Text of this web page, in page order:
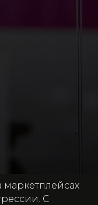
маркетплейсах
С